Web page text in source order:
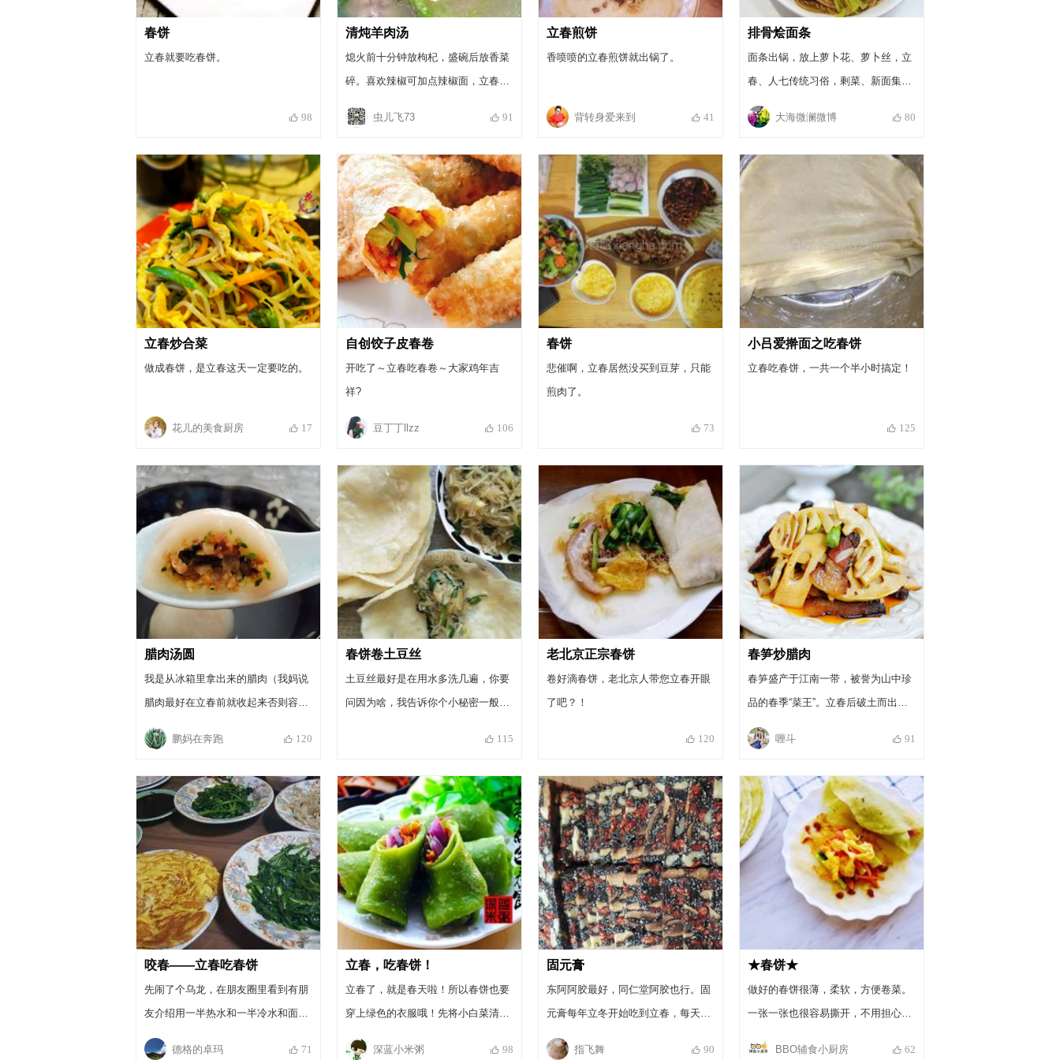
春饼
立春就要吃春饼。
98
清炖羊肉汤
熄火前十分钟放枸杞，盛碗后放香菜
碎。喜欢辣椒可加点辣椒面，立春已
过，春风渐暖，一碗热腾腾鲜美的羊
肉，告别冬天！
虫儿飞73 91
立春煎饼
香喷喷的立春煎饼就出锅了。
背转身爱来到 41
排骨烩面条
面条出锅，放上萝卜花、萝卜丝，立
春、人七传统习俗，剩菜、新面集于
一碗，不一样的美味哦。
大海微澜微博
80
立春炒合菜
做成春饼，是立春这天一定要吃的。
花儿的美食厨房 17
自创饺子皮春卷
开吃了～立春吃春卷～大家鸡年吉
祥?
豆丁丁llzz 106
春饼
悲催啊，立春居然没买到豆芽，只能
煎肉了。
73
小吕爱擀面之吃春饼
立春吃春饼，一共一个半小时搞定！
125
腊肉汤圆
我是从冰箱里拿出来的腊肉（我妈说
腊肉最好在立春前就收起来否则容易
变味）洗干净的腊肉用锅煮熟，榨菜
用清水洗净
鹏妈在奔跑 120
春饼卷土豆丝
土豆丝最好是在用水多洗几遍，你要
问因为啥，我告诉你个小秘密一般人
黏糊，比较脆，好吃，啥，你都知
道，好今天立春我不跟你一样滴
115
老北京正宗春饼
卷好滴春饼，老北京人带您立春开眼
了吧？！
120
春笋炒腊肉
春笋盛产于江南一带，被誉为山中珍
品的春季“菜王”。立春后破土而出的
春笋体态肥大、水分充足，剥皮后色
泽洁白如玉、肉质鲜嫩、爽口清新、
食之不腻等特色。
喱斗 91
咬春——立春吃春饼
先闹了个乌龙，在朋友圈里看到有朋
友介绍用一半热水和一半冷水和面，
怎么也不知如何操作（去年立春我用
德格的卓玛 71
立春，吃春饼！
立春了，就是春天啦！所以春饼也要
穿上绿色的衣服哦！先将小白菜清洗
干净，切成小段，放入料理机里面，
深蓝小米粥 98
固元膏
东阿阿胶最好，同仁堂阿胶也行。固
元膏每年立冬开始吃到立春，每天两
片补气养颜。
指飞舞
90
★春饼★
做好的春饼很薄，柔软，方便卷菜。
一张一张也很容易撕开，不用担心破
BBO辅食小厨房 62